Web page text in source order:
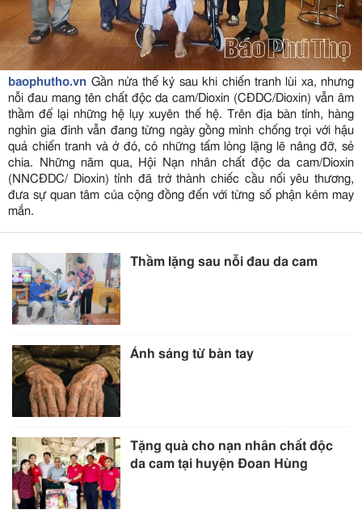
baophutho.vn Gần nửa thế kỷ sau khi chiến tranh lùi xa, nhưng
nỗi đau mang tên chất độc da cam/Dioxin (CĐDC/Dioxin) vẫn âm
thầm để lại những hệ lụy xuyên thế hệ. Trên địa bàn tỉnh, hàng
nghìn gia đình vẫn đang từng ngày gồng mình chống trọi với hậu
quả chiến tranh và ở đó, có những tấm lòng lặng lẽ nâng đỡ, sẻ
chia. Những năm qua, Hội Nạn nhân chất độc da cam/Dioxin
(NNCĐDC/ Dioxin) tỉnh đã trở thành chiếc cầu nối yêu thương,
đưa sự quan tâm của cộng đồng đến với từng số phận kém may
mắn.
Thầm lặng sau nỗi đau da cam
Ánh sáng từ bàn tay
Tặng quà cho nạn nhân chất độc
da cam tại huyện Đoan Hùng